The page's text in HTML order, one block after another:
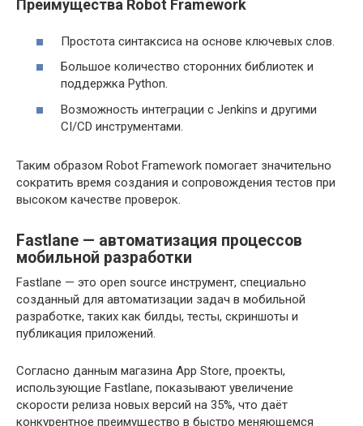
Преимущества Robot Framework
Простота синтаксиса на основе ключевых слов.
Большое количество сторонних библиотек и
поддержка Python.
Возможность интеграции с Jenkins и другими
CI/CD инструментами.
Таким образом Robot Framework помогает значительно
сократить время создания и сопровождения тестов при
высоком качестве проверок.
Fastlane — автоматизация процессов
мобильной разработки
Fastlane — это open source инструмент, специально
созданный для автоматизации задач в мобильной
разработке, таких как билды, тесты, скриншоты и
публикация приложений.
Согласно данным магазина App Store, проекты,
использующие Fastlane, показывают увеличение
скорости релиза новых версий на 35%, что даёт
конкурентное преимущество в быстро меняющемся